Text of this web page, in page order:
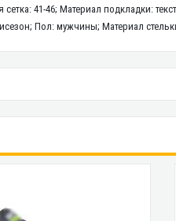
41-46; Материал подкладки:
Пол: мужчины; Материал